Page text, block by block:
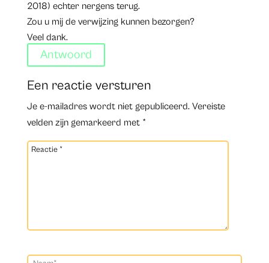
2018) echter nergens terug.
Zou u mij de verwijzing kunnen bezorgen?
Veel dank.
Antwoord
Een reactie versturen
Je e-mailadres wordt niet gepubliceerd. Vereiste
velden zijn gemarkeerd met *